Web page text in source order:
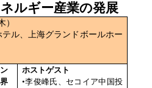
ルギー産業の発展
）
ル、上海グランドボールホー
ホストゲスト
•李俊峰氏、セコイア中国投